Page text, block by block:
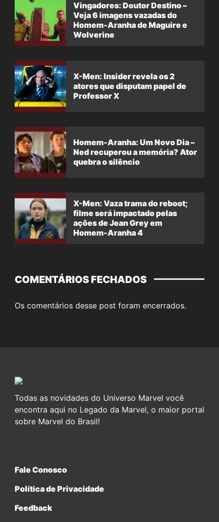
Vingadores: Doutor Destino –
Veja 6 imagens vazadas do
Homem-Aranha de Maguire e
Wolverine
X-Men: Insider revela os 2
atores que disputam papel de
Professor X
Homem-Aranha: Um Novo Dia –
Ned recuperou a memória? Ator
quebra o silêncio
X-Men: Vaza trama do reboot;
filme será impactado pelas
ações de Jean Grey em
Homem-Aranha 4
COMENTÁRIOS FECHADOS
Os comentários desse post foram encerrados.
Todas as novidades do Universo Marvel você
encontra aqui no Legado da Marvel, o maior portal
sobre Marvel do Brasil!
Fale Conosco
Política de Privacidade
Feedback